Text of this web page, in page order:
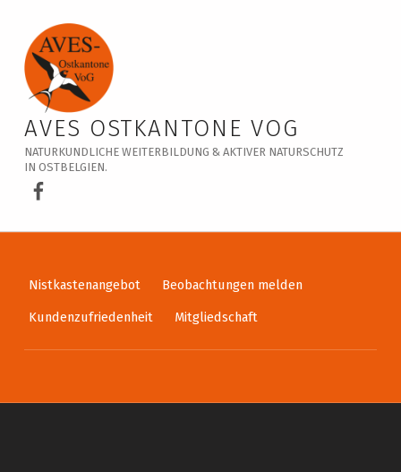
Veranstaltungskalender – AVES Ostkantone VoG
AVES OSTKANTONE VOG
NATURKUNDLICHE WEITERBILDUNG & AKTIVER NATURSCHUTZ
IN OSTBELGIEN.
AVES Ostkantone bei Facebook
Nistkastenangebot
Beobachtungen melden
Kundenzufriedenheit
Mitgliedschaft